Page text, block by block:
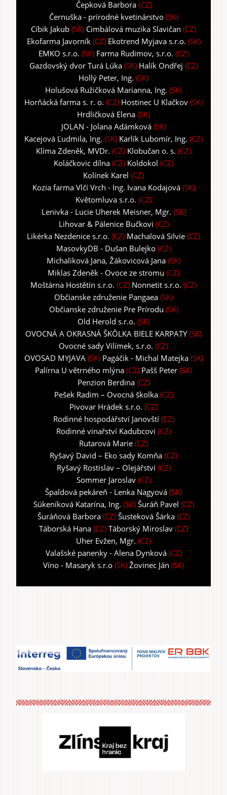
Čepková Barbora(CZ)
Černuška - prírodné kvetinárstvo(SK)
Cíbik Jakub (SK) Cimbálová muzika Slavičan (CZ)
Ekofarma Javorník(CZ) Ekotrend Myjava s.r.o. (SK)
EMKO s.r.o. (SK) Farma Rudimov, s.r.o. (CZ)
Gazdovský dvor Turá Lúka(SK) Halík Ondřej (CZ)
Hollý Peter, Ing. (SK)
Holušová Ružičková Marianna, Ing. (SK)
Horňácká farma s. r. o. (CZ) Hostinec U Klačkov (SK)
Hrdličková Elena (SK)
JOLAN - Jolana Adámková(SK)
Kacejová Ľudmila, Ing. (SK) Karlík Lubomír, Ing. (CZ)
Klíma Zdeněk, MVDr. (CZ) Klobučan o. s. (CZ)
Koláčkovic dílna (CZ) Koldokol (CZ)
Kolínek Karel (CZ)
Kozia farma Vlčí Vrch - Ing. Ivana Kodajová(SK)
Květomluva s.r.o. (CZ)
Lenivka - Lucie Uherek Meisner, Mgr. (SK)
Lihovar & Pálenice Bučkovi (CZ)
Likérka Nezdenice s.r.o. (CZ) Machalová Silvie (CZ)
MasovkyDB - Dušan Bulejko (CZ)
Michaliková Jana, Žákovicová Jana (SK)
Miklas Zdeněk - Ovoce ze stromu (CZ)
Moštárna Hostětín s.r.o. (CZ) Nonnetit s.r.o. (CZ)
Občianske združenie Pangaea (SK)
Občianske združenie Pre Prírodu (SK)
Old Herold s.r.o. (SK)
OVOCNÁ A OKRASNÁ ŠKÔLKA BIELE KARPATY(SK)
Ovocné sady Vilímek, s.r.o. (CZ)
OVOSAD MYJAVA(SK) Pagáčik - Michal Matejka(SK)
Palírna U větrného mlýna (CZ) Pašš Peter (SK)
Penzion Berdina(CZ)
Pešek Radim – Ovocná školka(CZ)
Pivovar Hrádek s.r.o. (CZ)
Rodinné hospodářství Janovští (CZ)
Rodinné vinařství Kadubcovi (CZ)
Rutarová Marie (CZ)
Ryšavý David – Eko sady Komňa (CZ)
Ryšavý Rostislav – Olejářství(CZ)
Sommer Jaroslav(CZ)
Špaldová pekáreň - Lenka Nagyová (SK)
Súkeníková Katarína, Ing. (SK) Šuráň Pavel (CZ)
Šuráňová Barbora(CZ) Šusteková Šárka(CZ)
Táborská Hana (CZ) Táborský Miroslav (CZ)
Uher Evžen, Mgr. (CZ)
Valašské panenky - Alena Dynková(CZ)
Víno - Masaryk s.r.o (SK) Žovinec Ján (SK)